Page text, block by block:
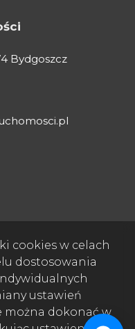
Bydgoszcz
cookies w celach
dostosowania
ustawień
można dokonać w